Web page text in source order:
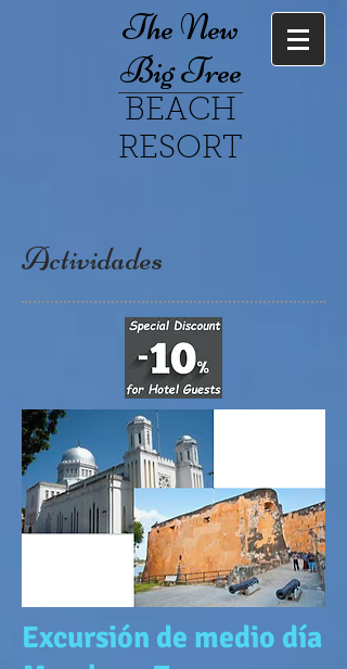
The New
Big Tree
BEACH
RESORT
Actividades
Excursión de medio día